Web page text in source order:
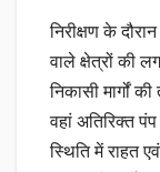
निरीक्षण के
वाले क्षेत्रों की
निकासी मार्गों
वहां अतिरिक्त
स्थिति में राहत